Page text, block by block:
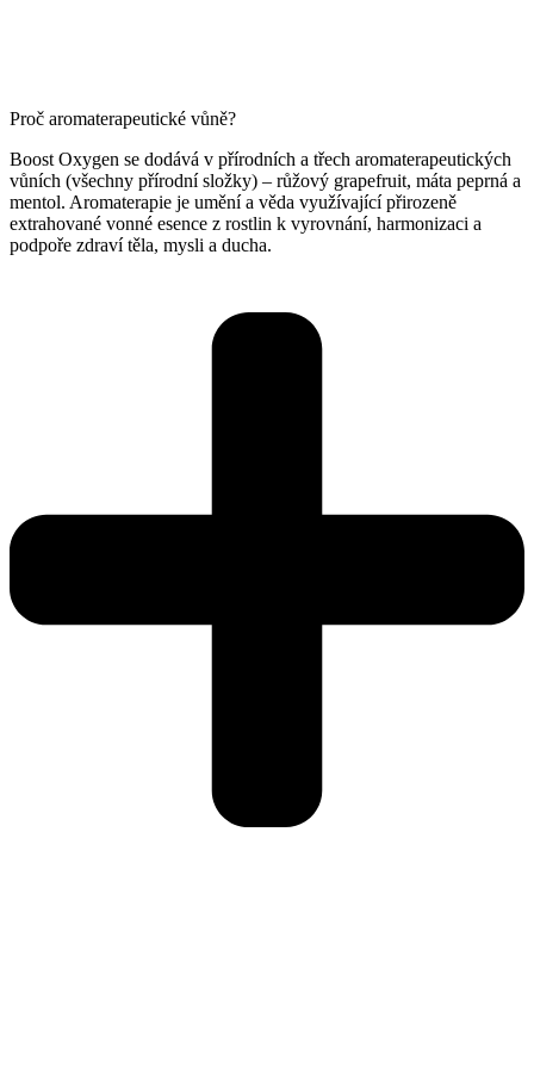
Proč aromaterapeutické vůně?
Boost Oxygen se dodává v přírodních a třech aromaterapeutických
vůních (všechny přírodní složky) – růžový grapefruit, máta peprná a
mentol. Aromaterapie je umění a věda využívající přirozeně
extrahované vonné esence z rostlin k vyrovnání, harmonizaci a
podpoře zdraví těla, mysli a ducha.